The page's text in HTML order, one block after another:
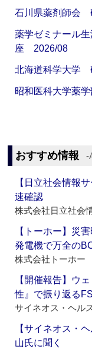
石川県薬剤師会
薬学ゼミナール
座 2026/08
北海道科学大学
昭和医科大学薬
おすすめ情報
【日立社会情報
速確認
株式会社日立社会
【トーホー】災
発電機で万全の
株式会社トーホー
【開催報告】ウ
性』で振り返る
サイネオス・ヘル
【サイネオス・
山氏に聞く